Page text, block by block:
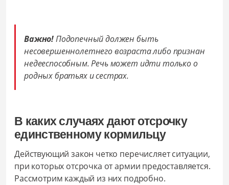
Важно!Подопечный должен быть
несовершеннолетнего возраста либо признан
недееспособным. Речь может идти только о
родных братьях и сестрах.
В каких случаях дают отсрочку
единственному кормильцу
Действующий закон четко перечисляет ситуации,
при которых отсрочка от армии предоставляется.
Рассмотрим каждый из них подробно.